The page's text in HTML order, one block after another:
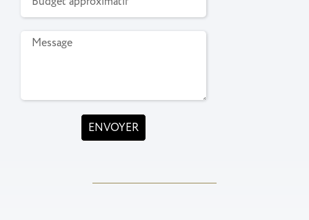
ENVOYER